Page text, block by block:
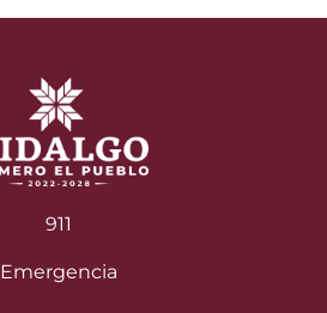
911
Emergencia